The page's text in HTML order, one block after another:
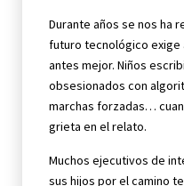
Durante años se nos ha
futuro tecnológico exige
antes mejor. Niños
obsesionados con
marchas forzadas…
grieta en el relato.
Muchos ejecutivos de
sus hijos por el camino